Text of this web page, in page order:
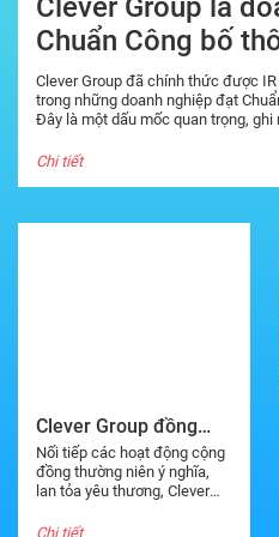
Clever Group là
Chuẩn Công bố
Clever Group đã chính thức được
trong những doanh nghiệp đạt
Đây là một dấu mốc quan trọng,
dịch vụ.
Chi tiết
Clever Group đồng
hành cùng “Chạy vì
trái tim 2024”
Nối tiếp các hoạt động cộng
đồng thường niên ý nghĩa,
lan tỏa yêu thương, Clever
kiện “Chạy vì trái tim 2024”.
Chi tiết